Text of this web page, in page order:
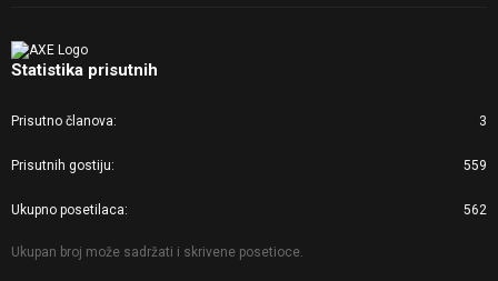
Statistika prisutnih
Prisutno članova 3
Prisutnih gostiju 559
Ukupno posetilaca 562
Ukupan broj može sadržati i skrivene posetioce.